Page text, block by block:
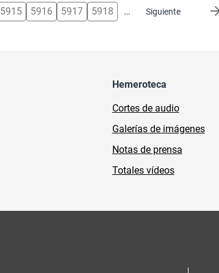
5915 5916 5917 5918 … Siguiente
Siguiente página
Hemeroteca
Cortes de audio
Galerías de imágenes
Notas de prensa
Totales vídeos